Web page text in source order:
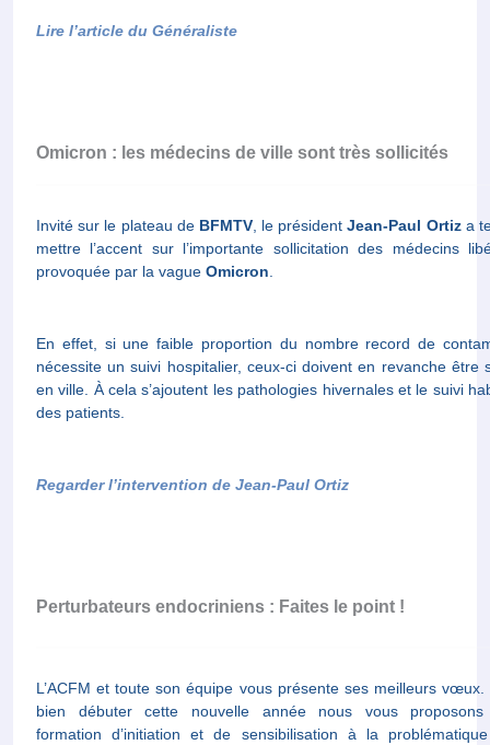
Lire l’article du Généraliste
Omicron : les médecins de ville sont très sollicités
Invité sur le plateau de BFMTV, le présidentJean-Paul Ortiza
mettre l’accent sur l’importante sollicitation des médecins
provoquée par la vague Omicron
En effet, si une faible proportion du nombre record de
nécessite un suivi hospitalier, ceux-ci doivent en revanche être
en ville. À cela s’ajoutent les pathologies hivernales et le suivi
des patients.
Regarder l’intervention de Jean-Paul Ortiz
Perturbateurs endocriniens : Faites le point !
L’ACFM et toute son équipe vous présente ses meilleurs vœux.
bien débuter cette nouvelle année nous vous
formation d’initiation et de sensibilisation à la